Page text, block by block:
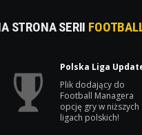
STRONA SERII
Polska Liga
Plik dodający do
Football Managera
opcję gry w niższych
ligach polskich!